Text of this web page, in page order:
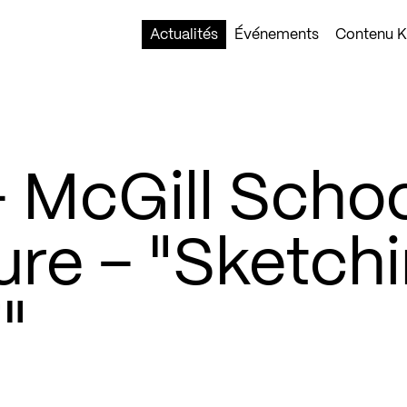
Actualités
Événements Contenu
McGill
–